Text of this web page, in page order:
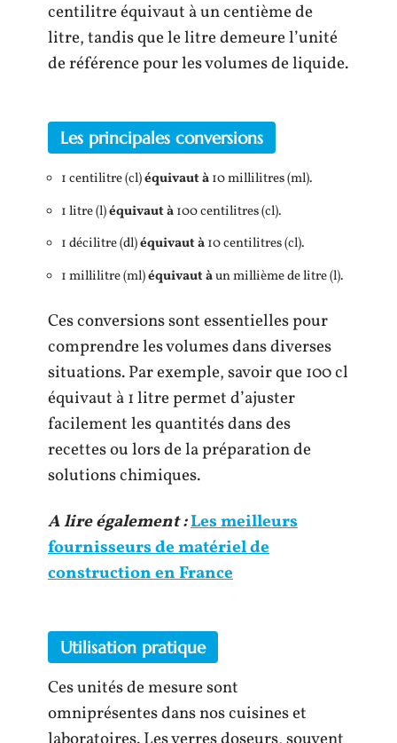
centilitre équivaut à un centième de
litre, tandis que le litre demeure l’unité
de référence pour les volumes de liquide.
Les principales conversions
1 centilitre (cl)équivaut à10 millilitres (ml).
1 litre (l)équivaut à100 centilitres (cl).
1 décilitre (dl)équivaut à10 centilitres (cl).
1 millilitre (ml)équivaut àun millième de litre (l).
Ces conversions sont essentielles pour
comprendre les volumes dans diverses
situations. Par exemple, savoir que 100 cl
équivaut à 1 litre permet d’ajuster
facilement les quantités dans des
recettes ou lors de la préparation de
solutions chimiques.
A lire également :Les meilleurs
fournisseurs de matériel de
construction en France
Utilisation pratique
Ces unités de mesure sont
omniprésentes dans nos cuisines et